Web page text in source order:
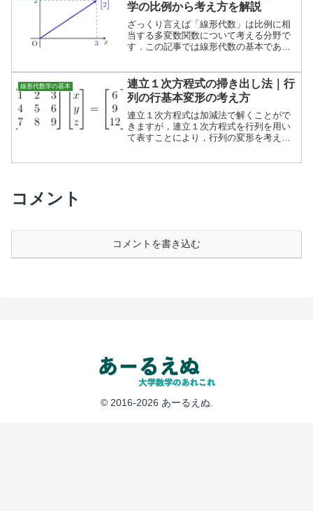
学の比例から考え方を解説
ざっくり言えば「線形代数」は比例に相
当する多変数関数について考える分野で
す．この記事では線形代数の基本である
線形代数学の基本
連立１次方程式の掃き出し法｜行
列の行基本変形の考え方
連立１次方程式は加減法で解くことがで
きますが，連立１次方程式を行列を用い
て表すことにより，行列の変形を考えて
コメント
コメントを書き込む
© 2016-2026 あーるえぬ.